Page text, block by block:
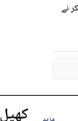
نے
کھیل